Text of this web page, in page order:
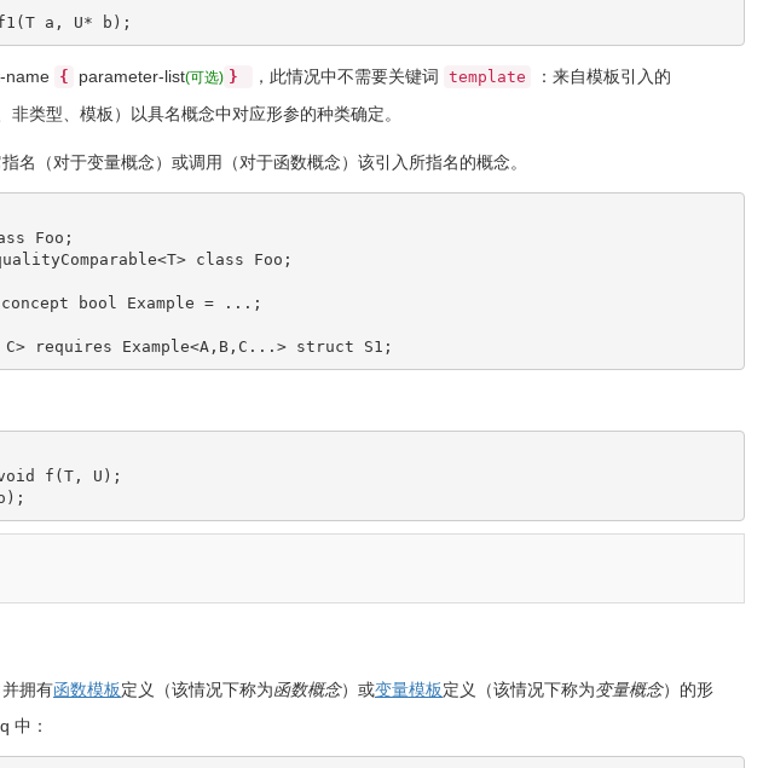
f1(T a, U* b);
name { parameter-list(可选) } ，此情况中不需要关键词 template
：来自模板引入的
类型、模板）以具名概念中对应形参的种类确定。
名（对于变量概念）或调用（对于函数概念）该引入所指名的概念。
Foo;
class Foo;
bool Example = ... ;
requires Example<A,B,C...> struct S1;
void f(T, U);
拥有函数模板定义（该情况下称为函数概念）或变量模板定义（该情况下称为变量概念）的形
中：